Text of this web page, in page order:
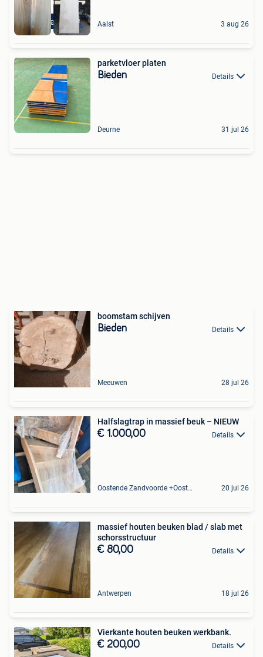
Meubelplaat Aalst 3 aug 26
parketvloer platen
Bieden Details
Deurne 31 jul 26
boomstam schijven
Bieden Details
Meeuwen 28 jul 26
Halfslagtrap in massief beuk – NIEUW
€ 1.000,00 Details
Oostende Zandvoorde +Oostende 20 jul 26
massief houten beuken blad / slab met
schorsstructuur
€ 80,00 Details
Antwerpen 18 jul 26
Vierkante houten beuken werkbank.
€ 200,00 Details